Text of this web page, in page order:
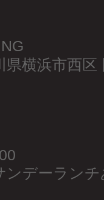
横浜市西区
デーラン